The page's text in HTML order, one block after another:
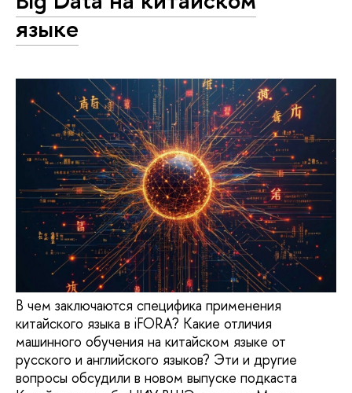
языке
В чем заключаются специфика применения
китайского языка в iFORA? Какие отличия
машинного обучения на китайском языке от
русского и английского языков? Эти и другие
вопросы обсудили в новом выпуске подкаста